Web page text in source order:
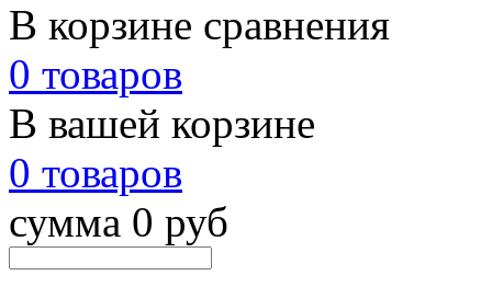
В корзине сравнения
0 товаров
В вашей корзине
0 товаров
сумма 0 руб